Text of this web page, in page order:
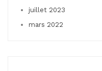
juillet 2023
mars 2022